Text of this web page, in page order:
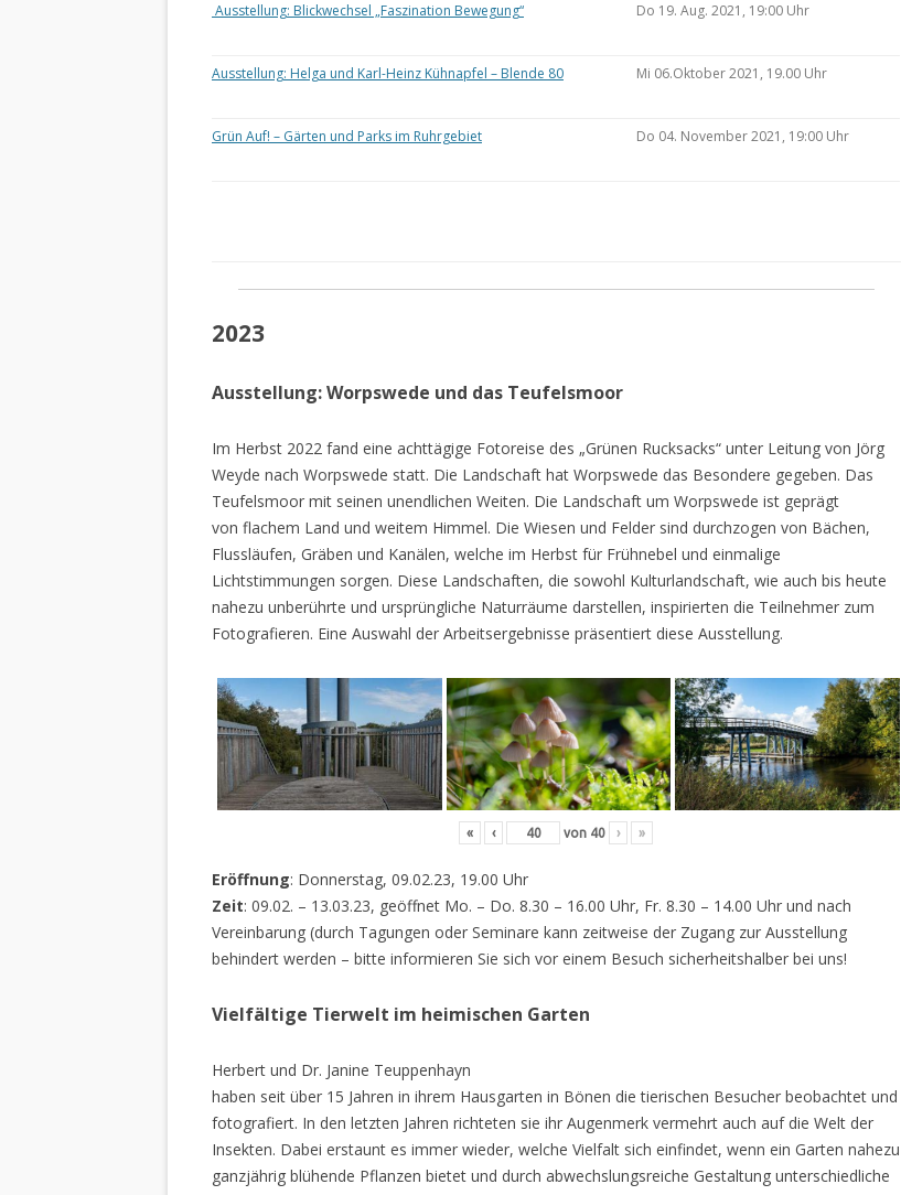
Ausstellung: Blickwechsel „Faszination Bewegung“ Do 19. Aug. 2021, 19:00 Uhr
Ausstellung: Helga und Karl-Heinz Kühnapfel – Blende 80 Mi 06.Oktober 2021, 19.00 Uhr
Grün Auf! – Gärten und Parks im Ruhrgebiet Do 04. November 2021, 19:00 Uhr
2023
Ausstellung: Worpswede und das Teufelsmoor
Im Herbst 2022 fand eine achttägige Fotoreise des „Grünen Rucksacks“ unter Leitung von Jörg
Weyde nach Worpswede statt. Die Landschaft hat Worpswede das Besondere gegeben. Das
Teufelsmoor mit seinen unendlichen Weiten. Die Landschaft um Worpswede ist geprägt
von flachem Land und weitem Himmel. Die Wiesen und Felder sind durchzogen von Bächen,
Flussläufen, Gräben und Kanälen, welche im Herbst für Frühnebel und einmalige
Lichtstimmungen sorgen. Diese Landschaften, die sowohl Kulturlandschaft, wie auch bis heute
nahezu unberührte und ursprüngliche Naturräume darstellen, inspirierten die Teilnehmer zum
Fotografieren. Eine Auswahl der Arbeitsergebnisse präsentiert diese Ausstellung.
« ‹ von 40 › »
Eröffnung: Donnerstag, 09.02.23, 19.00 Uhr
Zeit: 09.02. – 13.03.23, geöffnet Mo. – Do. 8.30 – 16.00 Uhr, Fr. 8.30 – 14.00 Uhr und nach
Vereinbarung (durch Tagungen oder Seminare kann zeitweise der Zugang zur Ausstellung
behindert werden – bitte informieren Sie sich vor einem Besuch sicherheitshalber bei uns!
Vielfältige Tierwelt im heimischen Garten
Herbert und Dr. Janine Teuppenhayn
haben seit über 15 Jahren in ihrem Hausgarten in Bönen die tierischen Besucher beobachtet und
fotografiert. In den letzten Jahren richteten sie ihr Augenmerk vermehrt auch auf die Welt der
Insekten. Dabei erstaunt es immer wieder, welche Vielfalt sich einfindet, wenn ein Garten nahezu
ganzjährig blühende Pflanzen bietet und durch abwechslungsreiche Gestaltung unterschiedliche